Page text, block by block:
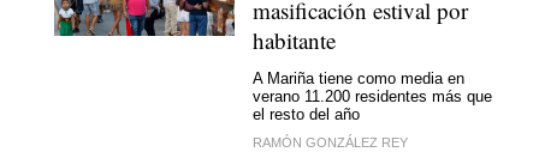
masificación estival por
habitante
A Mariña tiene como media en
verano 11.200 residentes más que
el resto del año
RAMÓN GONZÁLEZ REY